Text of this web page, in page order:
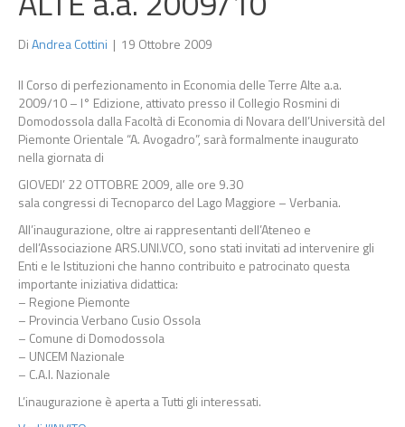
DiAndrea Cottini | 19 Ottobre 2009
Il Corso di perfezionamento in Economia delle Terre Alte a.a.
2009/10 – I° Edizione, attivato presso il Collegio Rosmini di
Domodossola dalla Facoltà di Economia di Novara dell’Università del
Piemonte Orientale “A. Avogadro”, sarà formalmente inaugurato
nella giornata di
GIOVEDI’ 22 OTTOBRE 2009, alle ore 9.30
sala congressi di Tecnoparco del Lago Maggiore – Verbania.
All’inaugurazione, oltre ai rappresentanti dell’Ateneo e
dell’Associazione ARS.UNI.VCO, sono stati invitati ad intervenire gli
Enti e le Istituzioni che hanno contribuito e patrocinato questa
importante iniziativa didattica:
– Regione Piemonte
– Provincia Verbano Cusio Ossola
– Comune di Domodossola
– UNCEM Nazionale
– C.A.I. Nazionale
L’inaugurazione è aperta a Tutti gli interessati.